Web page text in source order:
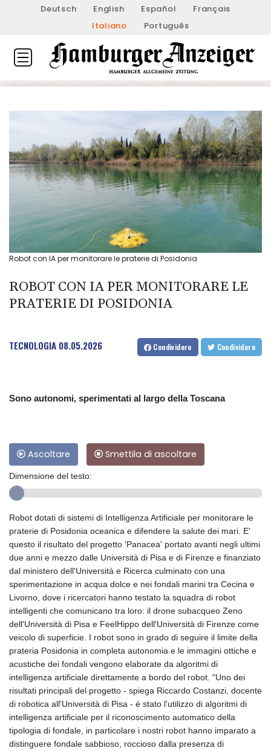
Deutsch English Español
Français
Italiano
Português
Robot con IA per monitorare le praterie di Posidonia
ROBOT CON IA PER MONITORARE LE
PRATERIE DI POSIDONIA
TECNOLOGIA 08.05.2026 Condividere Condividere
Sono autonomi, sperimentati al largo della Toscana
Ascoltare Smettila di ascoltare
Dimensione del testo:
Robot dotati di sistemi di Intelligenza Artificiale per monitorare le
praterie di Posidonia oceanica e difendere la salute dei mari. E'
questo il risultato del progetto 'Panacea' portato avanti negli ultimi
due anni e mezzo dalle Università di Pisa e di Firenze e finanziato
dal ministero dell'Università e Ricerca culminato con una
sperimentazione in acqua dolce e nei fondali marini tra Cecina e
Livorno, dove i ricercatori hanno testato la squadra di robot
intelligenti che comunicano tra loro: il drone subacqueo Zeno
dell'Università di Pisa e FeelHippo dell'Università di Firenze come
veicolo di superficie. I robot sono in grado di seguire il limite della
prateria Posidonia in completa autonomia e le immagini ottiche e
acustiche dei fondali vengono elaborate da algoritmi di
intelligenza artificiale direttamente a bordo del robot. "Uno dei
risultati principali del progetto - spiega Riccardo Costanzi, docente
di robotica all'Università di Pisa - è stato l'utilizzo di algoritmi di
intelligenza artificiale per il riconoscimento automatico della
tipologia di fondale, in particolare i nostri robot hanno imparato a
distinguere fondale sabbioso, roccioso dalla presenza di